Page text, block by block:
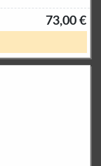
73,00 €